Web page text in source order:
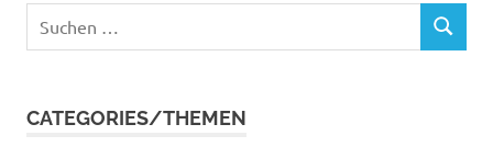
nach:
SUCHEN
CATEGORIES/THEMEN